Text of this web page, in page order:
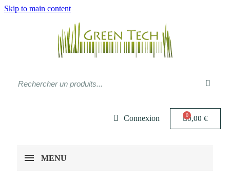
Skip to main content
Connexion 0,00 €
MENU